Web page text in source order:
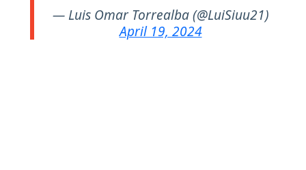
— Luis Omar Torrealba (@LuiSiuu21)
April 19, 2024